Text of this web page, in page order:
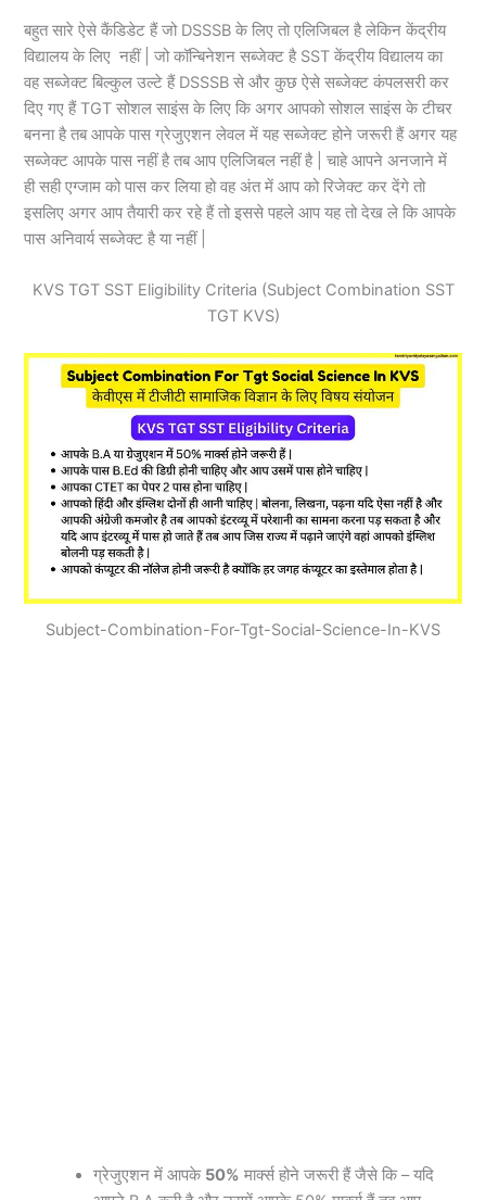
बहुत सारे ऐसे कैंडिडेट हैं जो DSSSB के लिए तो एलिजिबल है लेकिन केंद्रीय
विद्यालय के लिए नहीं | जो कॉन्बिनेशन सब्जेक्ट है SST केंद्रीय विद्यालय का
वह सब्जेक्ट बिल्कुल उल्टे हैं DSSSB से और कुछ ऐसे सब्जेक्ट कंपलसरी कर
दिए गए हैं TGT सोशल साइंस के लिए कि अगर आपको सोशल साइंस के टीचर
बनना है तब आपके पास ग्रेजुएशन लेवल में यह सब्जेक्ट होने जरूरी हैं अगर यह
सब्जेक्ट आपके पास नहीं है तब आप एलिजिबल नहीं है | चाहे आपने अनजाने में
ही सही एग्जाम को पास कर लिया हो वह अंत में आप को रिजेक्ट कर देंगे तो
इसलिए अगर आप तैयारी कर रहे हैं तो इससे पहले आप यह तो देख ले कि आपके
पास अनिवार्य सब्जेक्ट है या नहीं |
KVS TGT SST Eligibility Criteria (Subject Combination SST
TGT KVS)
Subject-Combination-For-Tgt-Social-Science-In-KVS
ग्रेजुएशन में आपके 50% मार्क्स होने जरूरी हैं जैसे कि – यदि